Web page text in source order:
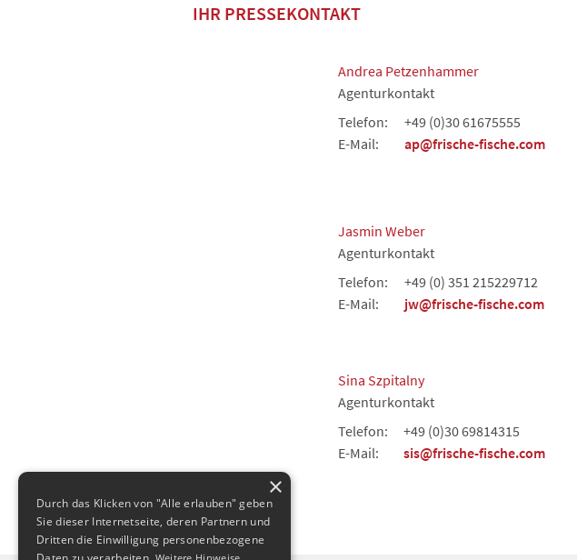
IHR PRESSEKONTAKT
Andrea Petzenhammer
Agenturkontakt
Telefon:
+49 (0)30 61675555
E-Mail:
ap@frische-fische.com
Jasmin Weber
Agenturkontakt
Telefon:
+49 (0) 351 215229712
E-Mail:
jw@frische-fische.com
Sina Szpitalny
Agenturkontakt
Telefon:
+49 (0)30 69814315
E-Mail:
sis@frische-fische.com
×
Durch das Klicken von "Alle erlauben" geben
Sie dieser Internetseite, deren Partnern und
Dritten die Einwilligung personenbezogene